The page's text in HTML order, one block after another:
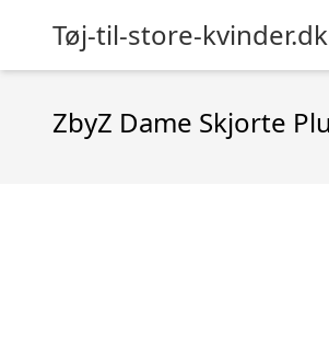
Tøj-til-store-kvinder.dk
ZbyZ Dame Skjorte